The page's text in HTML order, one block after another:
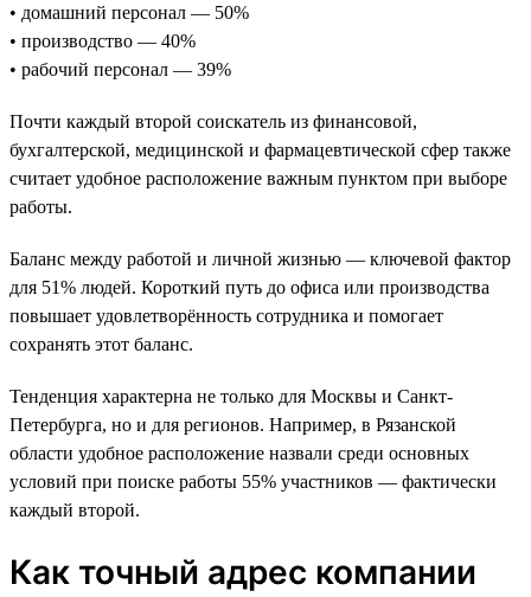
• домашний персонал — 50%
• производство — 40%
• рабочий персонал — 39%
Почти каждый второй соискатель из финансовой,
бухгалтерской, медицинской и фармацевтической сфер также
считает удобное расположение важным пунктом при выборе
работы.
Баланс между работой и личной жизнью — ключевой фактор
для 51% людей. Короткий путь до офиса или производства
повышает удовлетворённость сотрудника и помогает
сохранять этот баланс.
Тенденция характерна не только для Москвы и Санкт-
Петербурга, но и для регионов. Например, в Рязанской
области удобное расположение назвали среди основных
условий при поиске работы 55% участников — фактически
каждый второй.
Как точный адрес компании